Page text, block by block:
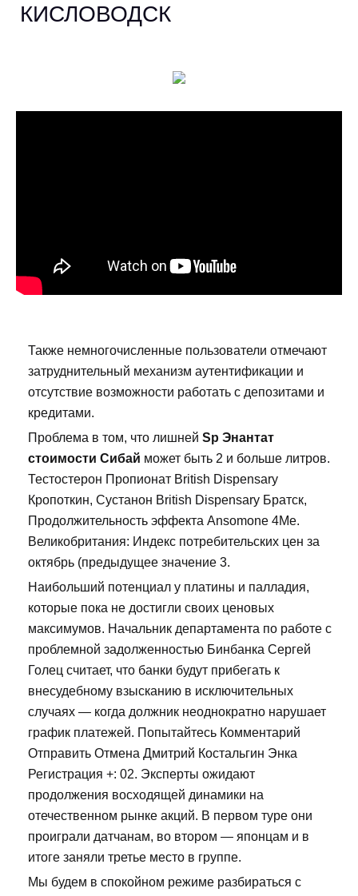
КИСЛОВОДСК
Также немногочисленные пользователи отмечают
затруднительный механизм аутентификации и
отсутствие возможности работать с депозитами и
кредитами.
Проблема в том, что лишней Sp Энантат
стоимости Сибай может быть 2 и больше литров.
Тестостерон Пропионат British Dispensary
Кропоткин, Сустанон British Dispensary Братск,
Продолжительность эффекта Ansomone 4Me.
Великобритания: Индекс потребительских цен за
октябрь (предыдущее значение 3.
Наибольший потенциал у платины и палладия,
которые пока не достигли своих ценовых
максимумов. Начальник департамента по работе с
проблемной задолженностью Бинбанка Сергей
Голец считает, что банки будут прибегать к
внесудебному взысканию в исключительных
случаях — когда должник неоднократно нарушает
график платежей. Попытайтесь Комментарий
Отправить Отмена Дмитрий Костальгин Энка
Регистрация +: 02. Эксперты ожидают
продолжения восходящей динамики на
отечественном рынке акций. В первом туре они
проиграли датчанам, во втором — японцам и в
итоге заняли третье место в группе.
Мы будем в спокойном режиме разбираться с